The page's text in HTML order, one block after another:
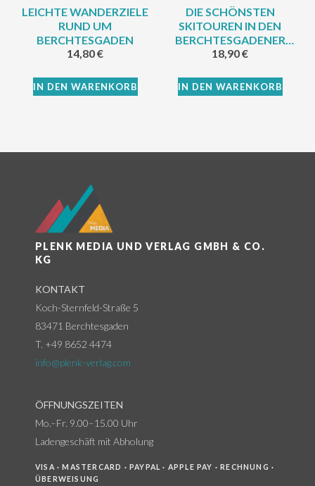
LEICHTE WANDERZIELE
RUND UM
BERCHTESGADEN
14,80€
IN DEN WARENKORB
DIE SCHÖNSTEN
SKITOUREN IN DEN
BERCHTESGADENER
ALPEN
18,90€
IN DEN WARENKORB
PLENK MEDIA UND VERLAG GMBH & CO.
KG
KONTAKT
Koch-Sternfeld-Straße 5
83471 Berchtesgaden
T. +49 8652 4474
info@plenk-verlag.com
ÖFFNUNGSZEITEN
Mo.–Fr. 9.00–15.00 Uhr
Ladengeschäft mit Abholung
VISA · MASTERCARD · PAYPAL · APPLE PAY · RECHNUNG ·
ÜBERWEISUNG